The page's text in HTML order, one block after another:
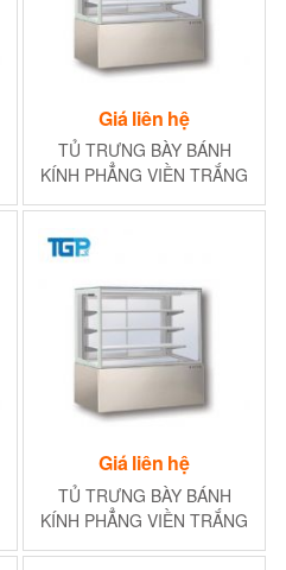
Giá liên hệ
TỦ TRƯNG BÀY BÁNH
KÍNH PHẲNG VIỀN TRẮNG
2400MM (3NGĂN)
Giá liên hệ
TỦ TRƯNG BÀY BÁNH
KÍNH PHẲNG VIỀN TRẮNG
1500MM (3NGĂN)